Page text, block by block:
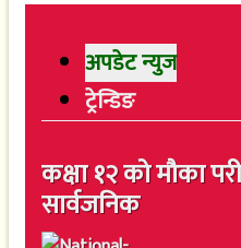
अपडेट न्युज
ट्रेन्डिङ
कक्षा १२ को मौका
सार्वजनिक